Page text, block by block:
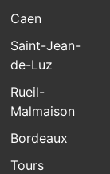
Caen
Saint-Jean-
de-Luz
Rueil-
Malmaison
Bordeaux
Tours